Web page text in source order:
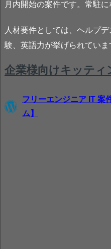
月内開始の案件です。常駐に
人材要件としては、ヘルプ
験、英語力が挙げられていま